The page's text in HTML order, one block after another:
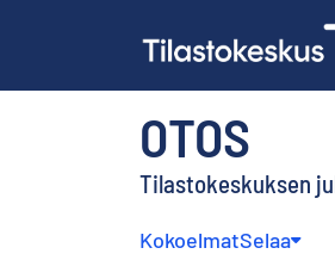
OTOS
Tilastokeskuksen
KokoelmatSelaa